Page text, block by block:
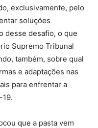
exclusivamente, pelo
soluções
desse desafio, o que
Supremo Tribunal
também, sobre qual
e adaptações nas
para enfrentar a
que a pasta vem